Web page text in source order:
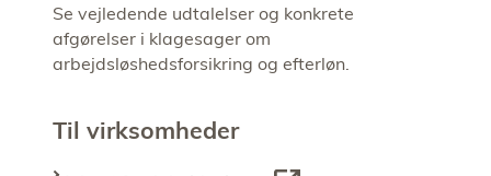
Se vejledende udtalelser og konkrete
afgørelser i klagesager om
arbejdsløshedsforsikring og efterløn.
Til virksomheder